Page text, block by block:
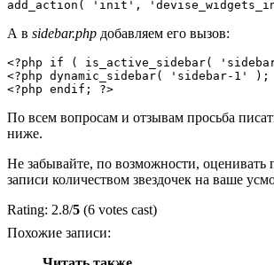
А в sidebar.php добавляем его вызов:
<?php if ( is_active_sidebar(
<?php dynamic_sidebar( 'sidebar-1' );
По всем вопросам и отзывам просьба
ниже.
Не забывайте, по возможности, оценивать
записи количеством звездочек на ваше
Rating: 2.8/5 (6 votes cast)
Похожие записи: